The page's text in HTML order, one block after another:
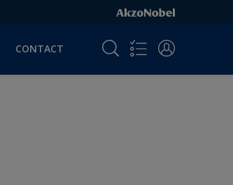
CONTACT